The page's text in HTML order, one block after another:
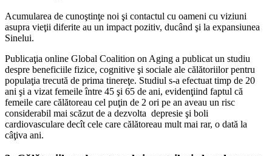
Acumularea de cunoştinţe noi şi contactul cu oameni cu viziuni
asupra vieţii diferite au un impact pozitiv, ducând şi la expansiunea
Sinelui.
Publicaţia online Global Coalition on Aging a publicat un studiu
despre beneficiile fizice, cognitive şi sociale ale călătoriilor pentru
populaţia trecută de prima tinereţe. Studiul s-a efectuat timp de 20
ani şi a vizat femeile între 45 şi 65 de ani, evidenţiind faptul că
femeile care călătoreau cel puţin de 2 ori pe an aveau un risc
considerabil mai scăzut de a dezvolta depresie şi boli
cardiovasculare decît cele care călătoreau mult mai rar, o dată la
câţiva ani.